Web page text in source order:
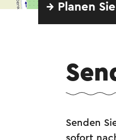
→ Planen
Senden
sofort